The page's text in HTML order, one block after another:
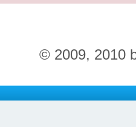
© 2009, 2010